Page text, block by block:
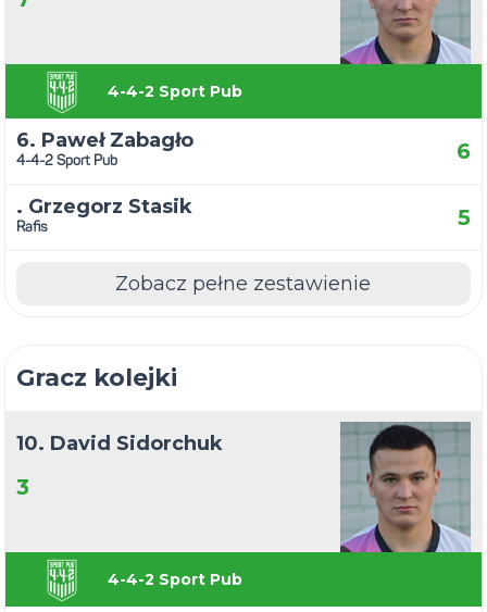
4-4-2 Sport Pub
6. Paweł Zabagło
4-4-2 Sport Pub 6
. Grzegorz Stasik
Rafis 5
Zobacz pełne zestawienie
Gracz kolejki
10. David Sidorchuk
3
4-4-2 Sport Pub